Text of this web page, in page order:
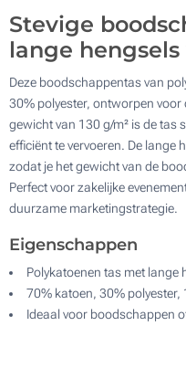
Stevige
lange
Deze boodschappentas van
30% polyester, ontworpen
gewicht van 130 g/m² is de tas
efficiënt te vervoeren. De lange
zodat je het gewicht van de
Perfect voor zakelijke
duurzame marketingstrategie.
Eigenschappen
Polykatoenen tas met lange
70% katoen, 30% polyester,
Ideaal voor boodschappen